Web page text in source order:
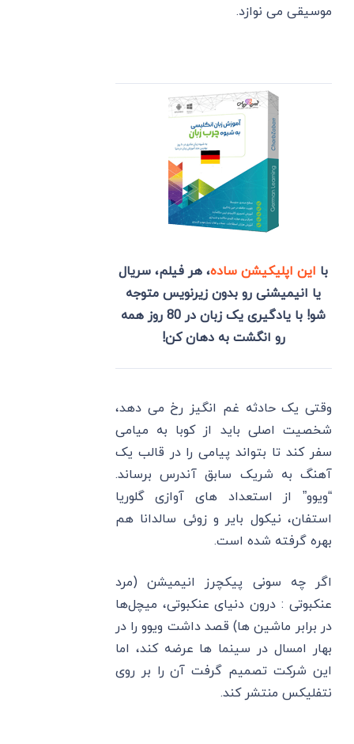
موسیقی می نوازد.
با این اپلیکیشن ساده، هر فیلم، سریال
یا انیمیشنی رو بدون زیرنویس متوجه
شو! با یادگیری یک زبان در 80 روز همه
رو انگشت به دهان کن!
وقتی یک حادثه غم انگیز رخ می دهد،
شخصیت اصلی باید از کوبا به میامی
سفر کند تا بتواند پیامی را در قالب یک
آهنگ به شریک سابق آندرس برساند.
“ویوو” از استعداد های آوازی گلوریا
استفان، نیکول بایر و زوئی سالدانا هم
بهره گرفته شده است.
اگر چه سونی پیکچرز انیمیشن (مرد
عنکبوتی : درون دنیای عنکبوتی، میچل‌ها
در برابر ماشین ‌ها) قصد داشت ویوو را در
بهار امسال در سینما ها عرضه کند، اما
این شرکت تصمیم گرفت آن را بر روی
نتفلیکس منتشر کند.